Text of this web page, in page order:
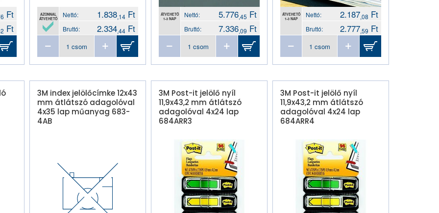
Ft
Ft
AZONNAL
ÁTVEHETŐ
Nettó: 1.838,14 Ft
Bruttó: 2.334,44 Ft
ÁTVEHETŐ
1-3 NAP
Nettó: 5.776,45 Ft
Bruttó: 7.336,09 Ft
ÁTVEHETŐ
1-3 NAP
Nettó: 2.187,08 Ft
Bruttó: 2.777,59 Ft
3M index jelölőcímke 12x43
mm átlátszó adagolóval
4x35 lap műanyag 683-
4AB
3M Post-it jelölő nyíl
11,9x43,2 mm átlátszó
adagolóval 4x24 lap
684ARR3
3M Post-it jelölő nyíl
11,9x43,2 mm átlátszó
adagolóval 4x24 lap
684ARR4